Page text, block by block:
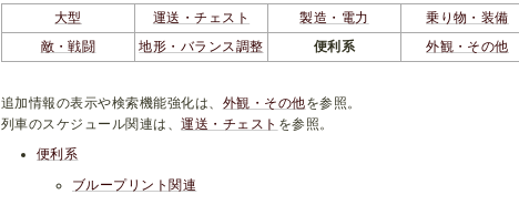
大型 運送・チェスト 製造・電力 乗り物・装備
敵・戦闘
地形・バランス調整 便利系 外観・その他
追加情報の表示や検索機能強化は、 外観・その他を参照。
列車のスケジュール関連は、運送・チェスト を参照。
便利系
ブループリント関連